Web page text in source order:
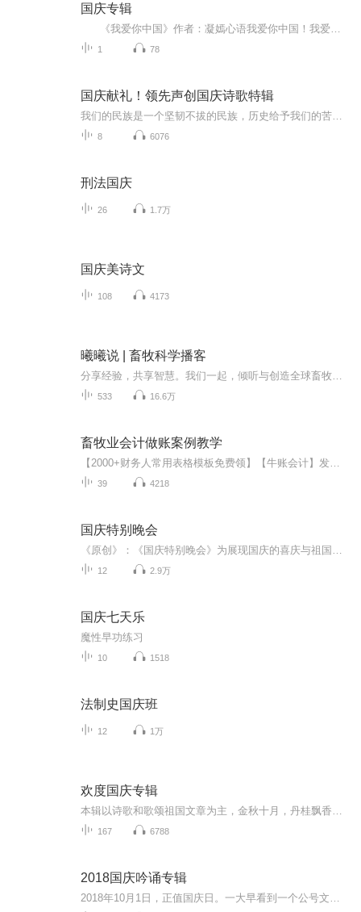
国庆专辑
1 78
国庆献礼！领先声创国庆诗歌特辑
8 6076
刑法国庆
26 1.7万
国庆美诗文
108 4173
曦曦说 | 畜牧科学播客
533 16.6万
畜牧业会计做账案例教学
39 4218
国庆特别晚会
12 2.9万
国庆七天乐
魔性早功练习
10 1518
法制史国庆班
12 1万
欢度国庆专辑
167 6788
2018国庆吟诵专辑